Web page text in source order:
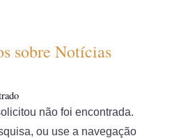
sobre Notícias
não foi encontrada.
ou use a navegação